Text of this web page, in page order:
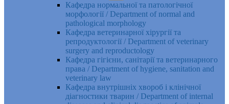
Кафедра нормальної та патологічної
морфології / Department of normal and
pathological morphology
Кафедра ветеринарної хірургії та
репродуктології / Department of veterinary
surgery and reproductology
Кафедра гігієни, санітарії та ветеринарного
права / Department of hygiene, sanitation and
veterinary law
Кафедра внутрішніх хвороб і клінічної
діагностики тварин / Department of internal